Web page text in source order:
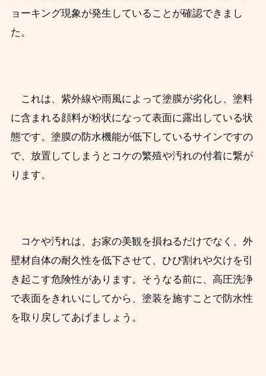
ョーキング現象が発生していることが確認できまし
た。
これは、紫外線や雨風によって塗膜が劣化し、塗料
に含まれる顔料が粉状になって表面に露出している状
態です。 塗膜の防水機能が低下しているサインですの
で、放置してしまうとコケの繁殖や汚れの付着に繋が
ります。
コケや汚れは、お家の美観を損ねるだけでなく、外
壁材自体の耐久性を低下させて、ひび割れや欠けを引
き起こす危険性があります。 そうなる前に、高圧洗浄
で表面をきれいにしてから、塗装を施すことで防水性
を取り戻してあげましょう。